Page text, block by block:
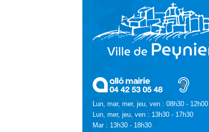
Lun, mar, mer, jeu, ven : 08h30 - 12h00
Lun, mer, jeu, ven : 13h30 - 17h30
Mar : 13h30 - 18h30